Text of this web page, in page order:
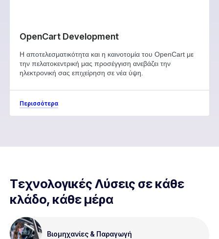
OpenCart Development
Η αποτελεσματικότητα και η καινοτομία του OpenCart με
την πελατοκεντρική μας προσέγγιση ανεβάζει την
ηλεκτρονική σας επιχείρηση σε νέα ύψη.
Περισσότερα
Τεχνολογικές Λύσεις σε κάθε
κλάδο, κάθε μέρα
Βιομηχανίες & Παραγωγή